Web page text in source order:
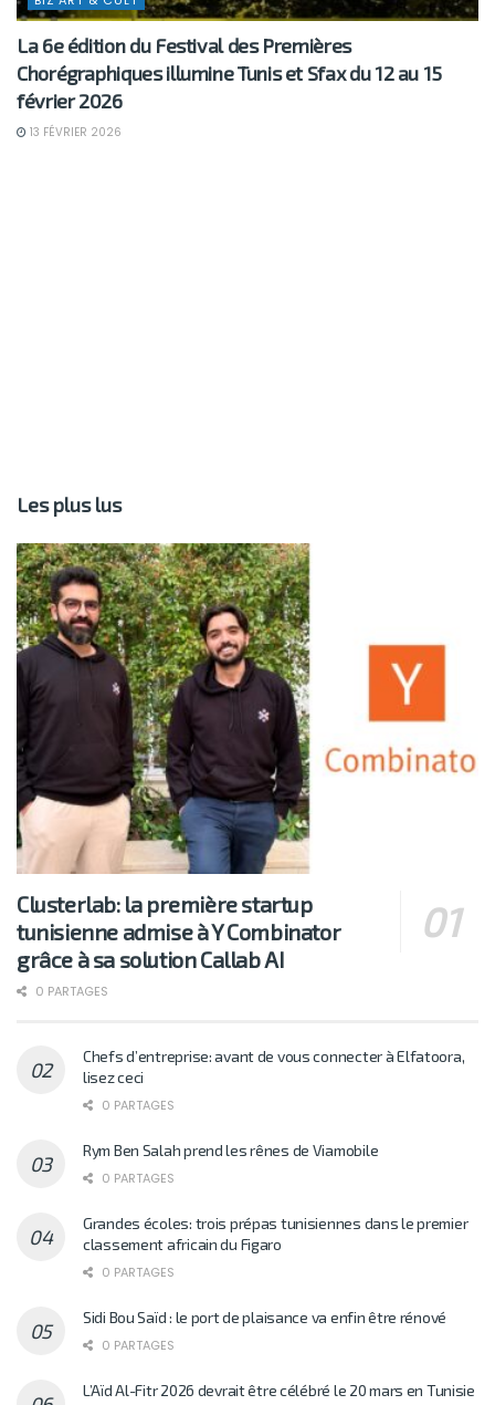
La 6e édition du Festival des Premières
Chorégraphiques illumine Tunis et Sfax du 12 au 15
février 2026
13 FÉVRIER 2026
Les plus lus
Clusterlab: la première startup
tunisienne admise à Y Combinator
grâce à sa solution Callab AI
0 PARTAGES
Chefs d’entreprise: avant de vous connecter à Elfatoora,
lisez ceci
0 PARTAGES
Rym Ben Salah prend les rênes de Viamobile
0 PARTAGES
Grandes écoles: trois prépas tunisiennes dans le premier
classement africain du Figaro
0 PARTAGES
Sidi Bou Saïd : le port de plaisance va enfin être rénové
0 PARTAGES
L’Aïd Al-Fitr 2026 devrait être célébré le 20 mars en Tunisie